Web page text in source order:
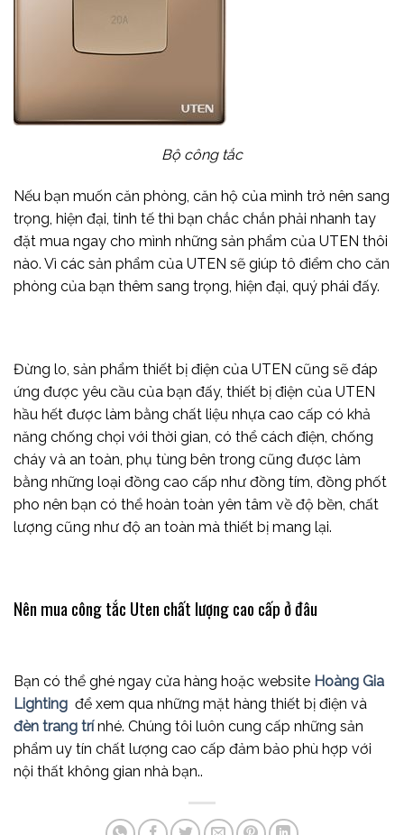
Bộ công tắc
Nếu bạn muốn căn phòng, căn hộ của mình trở nên sang
trọng, hiện đại, tinh tế thì bạn chắc chắn phải nhanh tay
đặt mua ngay cho mình những sản phẩm của UTEN thôi
nào. Vì các sản phẩm của UTEN sẽ giúp tô điểm cho căn
phòng của bạn thêm sang trọng, hiện đại, quý phái đấy.
Đừng lo, sản phẩm thiết bị điện của UTEN cũng sẽ đáp
ứng được yêu cầu của bạn đấy, thiết bị điện của UTEN
hầu hết được làm bằng chất liệu nhựa cao cấp có khả
năng chống chọi với thời gian, có thể cách điện, chống
cháy và an toàn, phụ tùng bên trong cũng được làm
bằng những loại đồng cao cấp như đồng tím, đồng phốt
pho nên bạn có thể hoàn toàn yên tâm về độ bền, chất
lượng cũng như độ an toàn mà thiết bị mang lại.
Nên mua công tắc Uten chất lượng cao cấp ở đâu
Bạn có thể ghé ngay cửa hàng hoặc website Hoàng Gia
Lighting để xem qua những mặt hàng thiết bị điện và
đèn trang trínhé. Chúng tôi luôn cung cấp những sản
phẩm uy tín chất lượng cao cấp đảm bảo phù hợp với
nội thất không gian nhà bạn..